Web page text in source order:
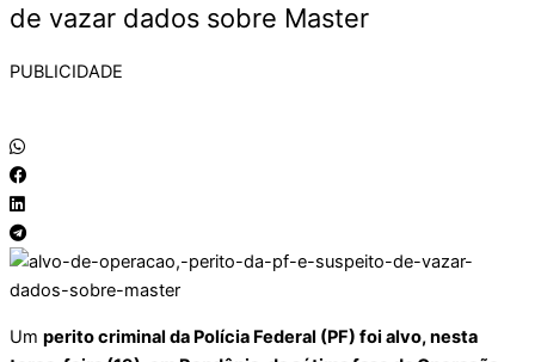
de vazar dados sobre Master
PUBLICIDADE
Um perito criminal da Polícia Federal (PF) foi alvo, nesta